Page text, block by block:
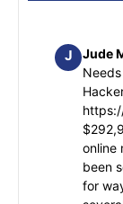
J Jude
online
been
for